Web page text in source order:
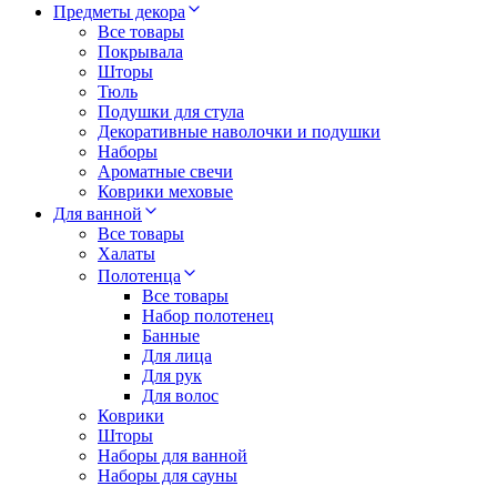
Предметы декора
Все товары
Покрывала
Шторы
Тюль
Подушки для стула
Декоративные наволочки и подушки
Наборы
Ароматные свечи
Коврики меховые
Для ванной
Все товары
Халаты
Полотенца
Все товары
Набор полотенец
Банные
Для лица
Для рук
Для волос
Коврики
Шторы
Наборы для ванной
Наборы для сауны